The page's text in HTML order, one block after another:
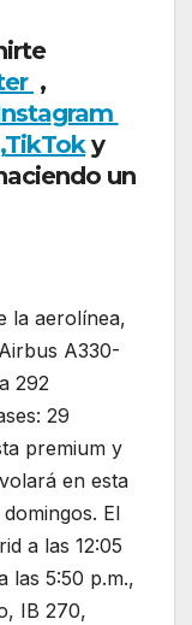
,
gram
TikToky
un
la aerolínea,
A330-
292
29
premium y
en esta
El
a las 12:05
las 5:50 p.m.,
IB 270,